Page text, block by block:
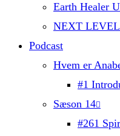
Earth Healer
NEXT LEVEL
Podcast
Hvem er
#1
Sæson 14
#261